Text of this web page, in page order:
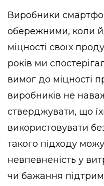
Виробники
обережними, коли
міцності своїх
років ми
вимог до міцності
виробників не
стверджувати, що
використовувати
такого підходу
невпевненість у
чи бажання